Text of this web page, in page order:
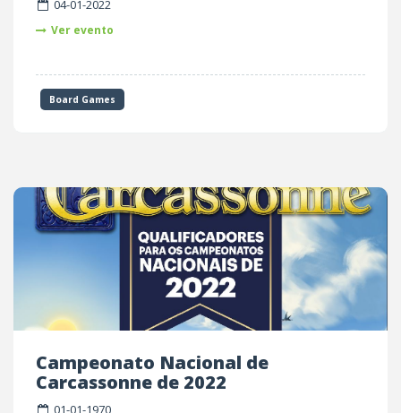
04-01-2022
Ver evento
Board Games
Campeonato Nacional de
Carcassonne de 2022
01-01-1970